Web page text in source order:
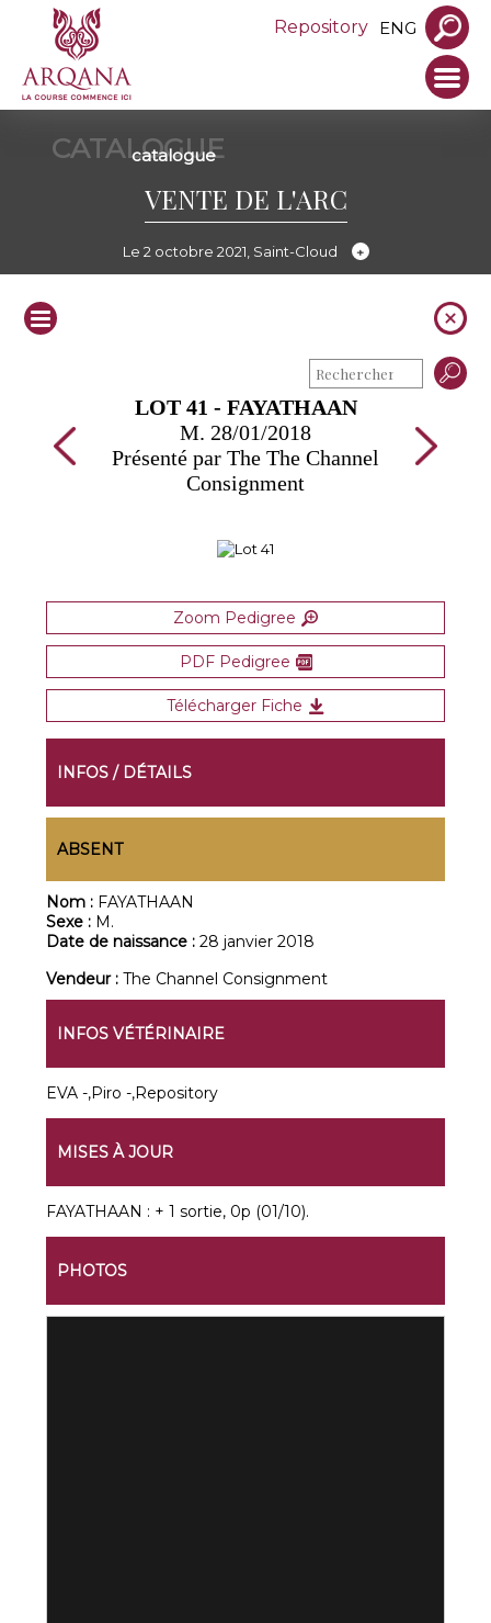
Repository ENG
CATALOGUE
catalogue
VENTE DE L'ARC
Le 2 octobre 2021, Saint-Cloud
LOT 41 - FAYATHAAN
M. 28/01/2018
Présenté par The The Channel
Consignment
Zoom Pedigree
PDF Pedigree
Télécharger Fiche
INFOS / DÉTAILS
ABSENT
Nom : FAYATHAAN
Sexe : M.
Date de naissance :28 janvier 2018
Vendeur :The Channel Consignment
INFOS VÉTÉRINAIRE
EVA -,Piro -,Repository
MISES À JOUR
FAYATHAAN : + 1 sortie, 0p (01/10).
PHOTOS